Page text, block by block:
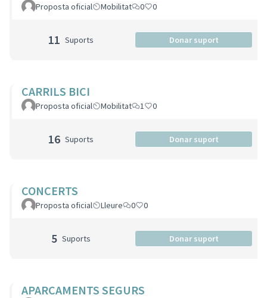
Proposta oficial Mobilitat 0 0
11 Suports Donar suport
CARRILS BICI
Proposta oficial Mobilitat 1 0
16 Suports Donar suport
CONCERTS
Proposta oficial Lleure 0 0
5 Suports Donar suport
APARCAMENTS SEGURS